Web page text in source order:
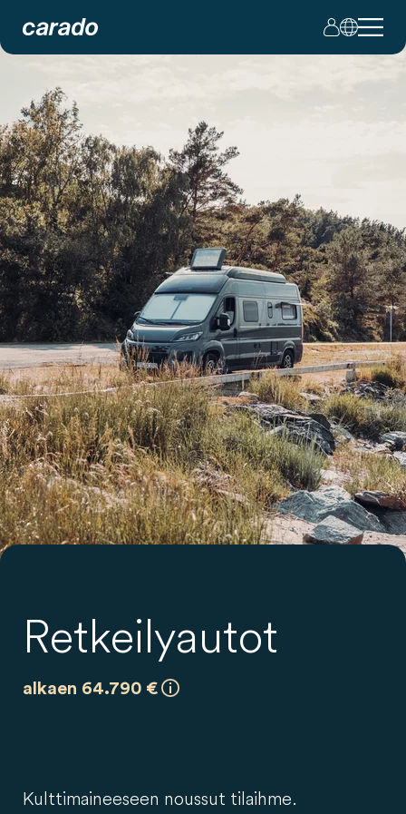
Retkeilyautot
alkaen 64.790 €
Kulttimaineeseen noussut tilaihme.